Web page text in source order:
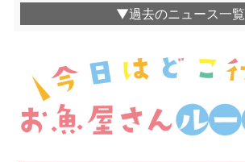
▼過去のニュース一覧